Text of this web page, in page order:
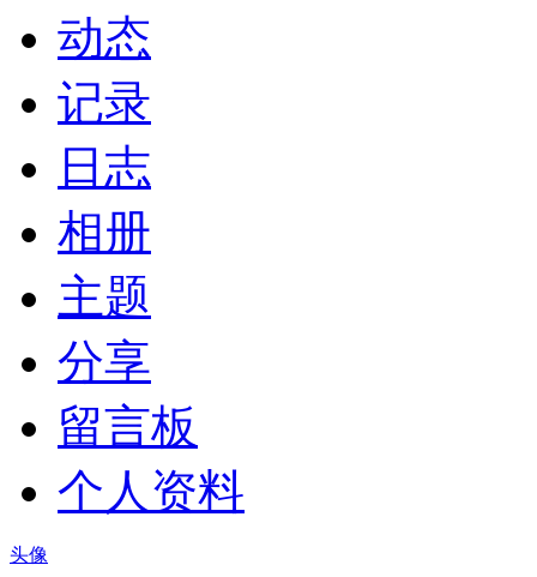
动态
记录
日志
相册
主题
分享
留言板
个人资料
头像